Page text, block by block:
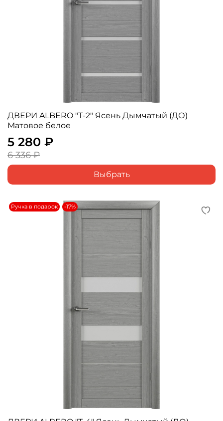
ДВЕРИ ALBERO "Т-2" Ясень Дымчатый (ДО)
Матовое белое
5 280 ₽
6 336 ₽
Выбрать
Ручка в подарок -17%